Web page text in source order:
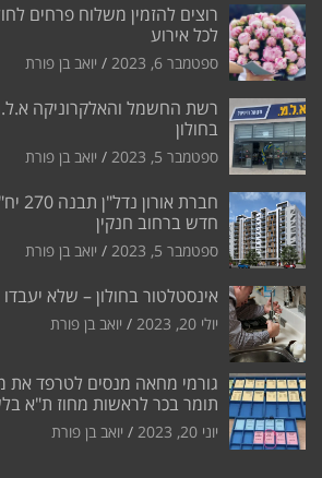
רוצים להזמין משלוח פרחים
לכל אירוע
ספטמבר 6, 2023 יואב בן פורת
רשת החשמל והאלקרוניקה
בחולון
ספטמבר 5, 2023 יואב בן פורת
חברת
חדש ברחוב חנקין
ספטמבר 5, 2023 יואב בן פורת
אינסטלטור בחולון – שלא
יולי 20, 2023 יואב בן פורת
גורמי מחאה מנסים לטרפד את
תומר בכר לראשות מחוז ת"א
יוני 20, 2023 יואב בן פורת